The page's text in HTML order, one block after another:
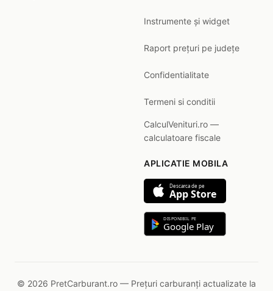
Instrumente și widget
Raport prețuri pe județe
Confidentialitate
Termeni si conditii
CalculVenituri.ro —
calculatoare fiscale
APLICATIE MOBILA
Descarca de pe
App Store
DISPONIBIL PE
Google Play
© 2026 PretCarburant.ro — Prețuri carburanți actualizate la